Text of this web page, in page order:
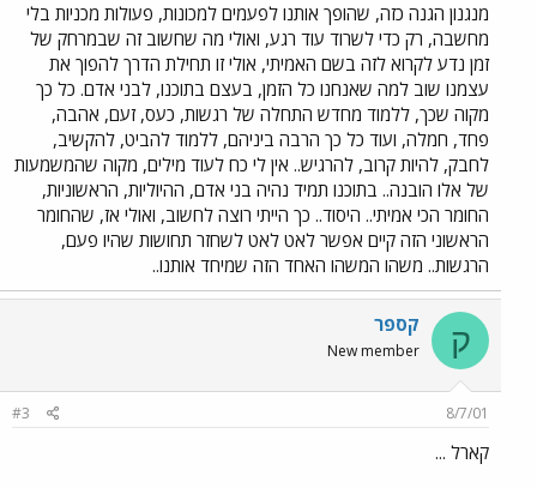
מנגנון הגנה כזה, שהופך אותנו לפעמים למכונות, פעולות מכניות בלי
מחשבה, רק כדי לשרוד עוד רגע, ואולי מה שחשוב זה שבמרחק של
זמן נדע לקרוא לזה בשם האמיתי, אולי זו תחילת הדרך להפוך את
עצמנו שוב למה שאנחנו כל הזמן, בעצם בתוכנו, לבני אדם. כל כך
מקוה שכך, ללמוד מחדש התחלה של רגשות, כעס, זעם, אהבה,
פחד, חמלה, ועוד כל כך הרבה ביניהם, ללמוד להביט, להקשיב,
לחבק, להיות קרוב, להרגיש.. אין לי כח לעוד מילים, מקוה שהמשמעות
של אלו הובנה.. בתוכנו תמיד נהיה בני אדם, ההיוליות, הראשוניות,
החומר הכי אמיתי.. היסוד.. כך הייתי רוצה לחשוב, ואולי אז, שהחומר
הראשוני הזה קיים אפשר לאט לאט לשחזר תחושות שהיו פעם,
הרגשות.. משהו המשהו האחד הזה שמיחד אותנו..
ק קספר
New member
8/7/01
#3
קארל ...